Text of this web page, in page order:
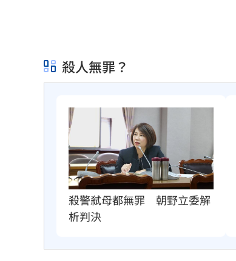
殺人無罪？
殺警弒母都無罪　朝野立委解
析判決